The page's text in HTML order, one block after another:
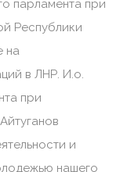
парламента при
Республики
на
в ЛНР. И.о.
при
и
нашего